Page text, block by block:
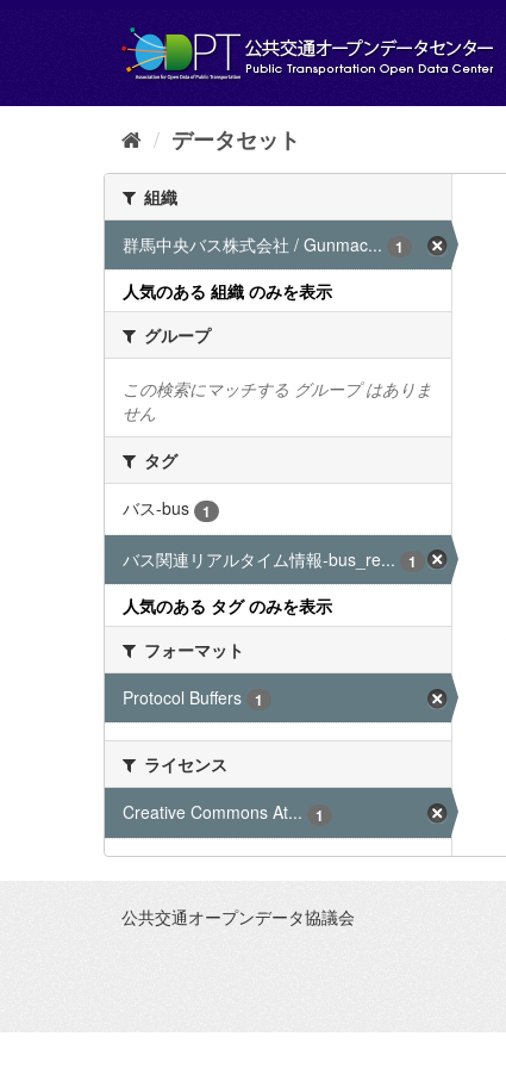
し
データセット
組織
群馬中央バス株式会社 / Gunmac...
1
人気のある 組織 のみを表示
グループ
この検索にマッチする グループ はありま
せん
タグ
バス-bus
1
バス関連リアルタイム情報-bus_re... 1
人気のある タグ のみを表示
フォーマット
Protocol Buffers
1
ライセンス
Creative Commons At...
1
公共交通オープンデータ協議会